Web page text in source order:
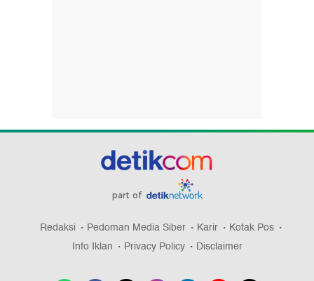
part of
Redaksi Pedoman Media Siber Karir
Kotak Pos
Info Iklan
Privacy Policy Disclaimer